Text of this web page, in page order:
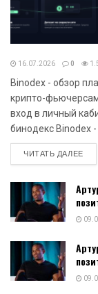
16.07.2026 0
Binodex - обзор
крипто-
вход в личный
бинодекс Binodex -
ЧИТАТЬ ДАЛЕЕ